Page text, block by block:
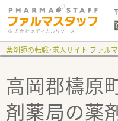
薬剤師の転職・求人サイト ファル
高岡郡檮原
剤薬局の薬